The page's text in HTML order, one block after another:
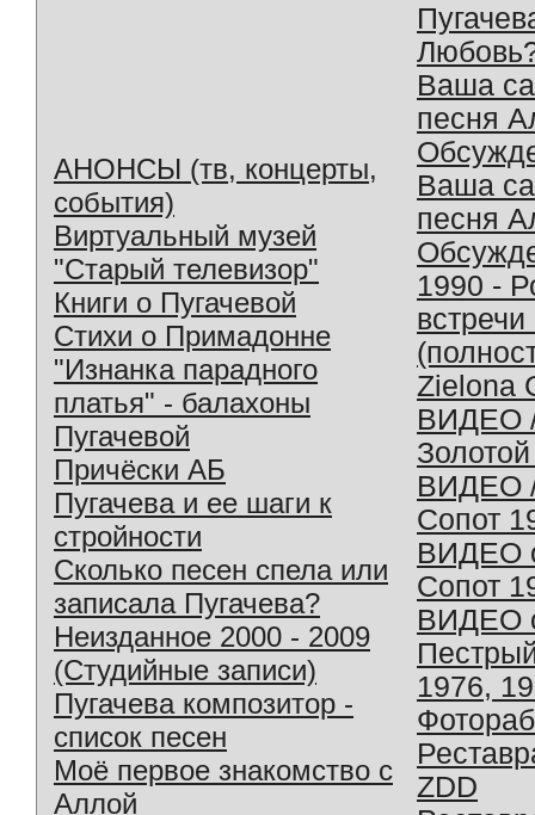
АНОНСЫ (тв, концерты,
события)
Виртуальный музей
"Старый телевизор"
Книги о Пугачевой
Стихи о Примадонне
"Изнанка парадного
платья" - балахоны
Пугачевой
Причёски АБ
Пугачева и ее шаги к
стройности
Сколько песен спела или
записала Пугачева?
Неизданное 2000 - 2009
(Студийные записи)
Пугачева композитор -
список песен
Моё первое знакомство с
Аллой
Ваша
песня
Ваша
песня
1990 -
Zielona
ВИДЕО
ВИДЕО
Сопот
ВИДЕО
Сопот
ВИДЕО
1976,
ZDD